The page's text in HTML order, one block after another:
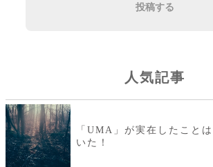
投稿する
人気記事
「UMA」が実在したこと
いた！